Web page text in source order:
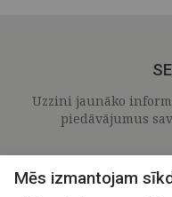
Uzzini jaunāko
piedāvājumus
Mēs izmantojam